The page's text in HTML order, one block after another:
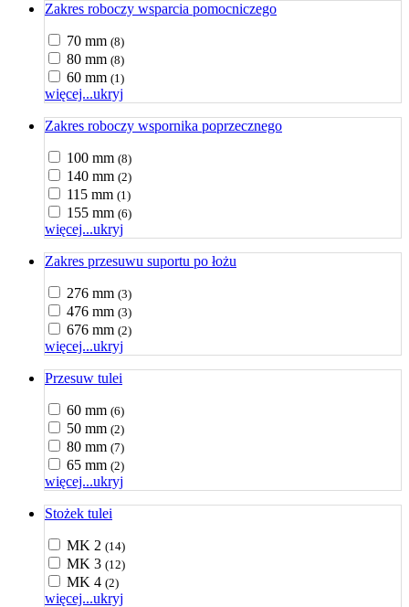
Zakres roboczy wsparcia pomocniczego
70 mm (8)
80 mm (8)
60 mm (1)
więcej...ukryj
Zakres roboczy wspornika poprzecznego
100 mm (8)
140 mm (2)
115 mm (1)
155 mm (6)
więcej...ukryj
Zakres przesuwu suportu po łożu
276 mm (3)
476 mm (3)
676 mm (2)
więcej...ukryj
Przesuw tulei
60 mm (6)
50 mm (2)
80 mm (7)
65 mm (2)
więcej...ukryj
Stożek tulei
MK 2 (14)
MK 3 (12)
MK 4 (2)
więcej...ukryj